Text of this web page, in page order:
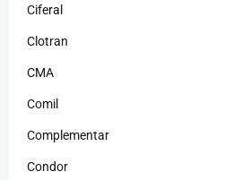
Ciferal
Clotran
CMA
Comil
Complementar
Condor